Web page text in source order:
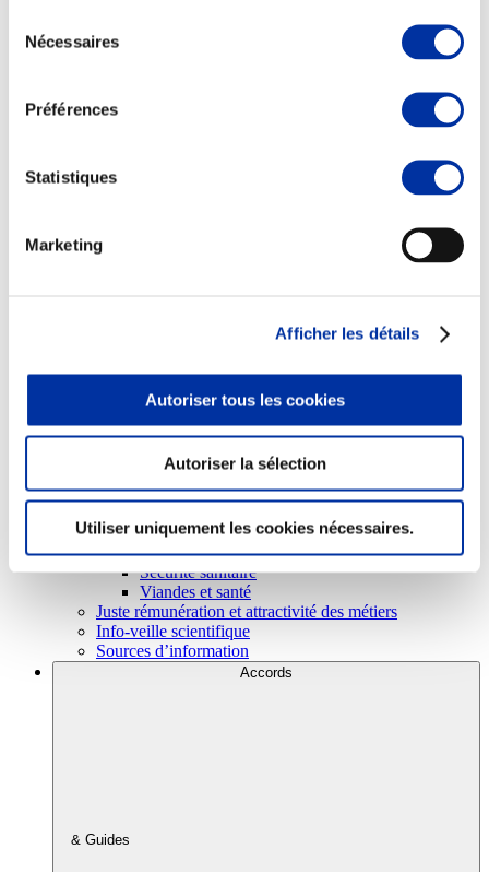
Nécessaires
Préférences
Statistiques
Marketing
Afficher les détails
Autoriser tous les cookies
Autoriser la sélection
Utiliser uniquement les cookies nécessaires.
Partenaire Climat
Consommation
Sécurité sanitaire
Viandes et santé
Juste rémunération et attractivité des métiers
Info-veille scientifique
Sources d’information
Accords
& Guides